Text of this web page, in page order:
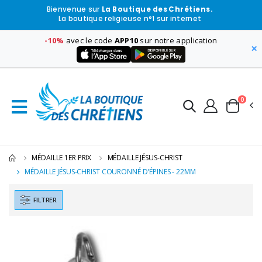
Bienvenue sur La Boutique des Chrétiens.
La boutique religieuse n°1 sur internet
-10% avec le code APP10 sur notre application
×
0
MÉDAILLE 1ER PRIX
MÉDAILLE JÉSUS-CHRIST
MÉDAILLE JÉSUS-CHRIST COURONNÉ D'ÉPINES - 22MM
FILTRER